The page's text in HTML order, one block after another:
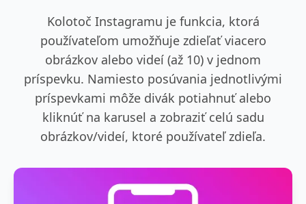
Kolotoč Instagramu je funkcia, ktorá
používateľom umožňuje zdieľať viacero
obrázkov alebo videí (až 10) v jednom
príspevku. Namiesto posúvania jednotlivými
príspevkami môže divák potiahnuť alebo
kliknúť na karusel a zobraziť celú sadu
obrázkov/videí, ktoré používateľ zdieľa.